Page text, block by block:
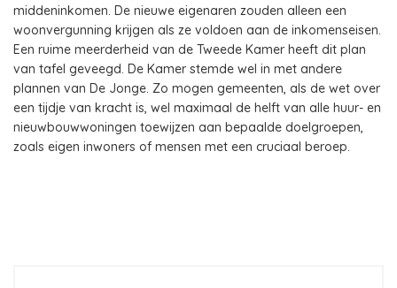
middeninkomen. De nieuwe eigenaren zouden alleen een
woonvergunning krijgen als ze voldoen aan de inkomenseisen.
Een ruime meerderheid van de Tweede Kamer heeft dit plan
van tafel geveegd. De Kamer stemde wel in met andere
plannen van De Jonge. Zo mogen gemeenten, als de wet over
een tijdje van kracht is, wel maximaal de helft van alle huur- en
nieuwbouwwoningen toewijzen aan bepaalde doelgroepen,
zoals eigen inwoners of mensen met een cruciaal beroep.